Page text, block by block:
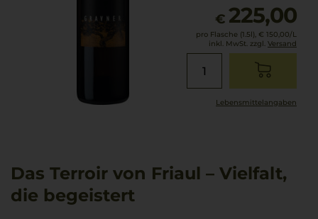
€ 225,00
pro Flasche (1.5l), € 150,00/L
inkl. MwSt. zzgl. Versand
Lebensmittel­angaben
Das Terroir von Friaul – Vielfalt,
die begeistert